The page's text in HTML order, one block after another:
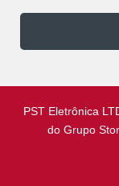
PST Eletrônica
do Grupo